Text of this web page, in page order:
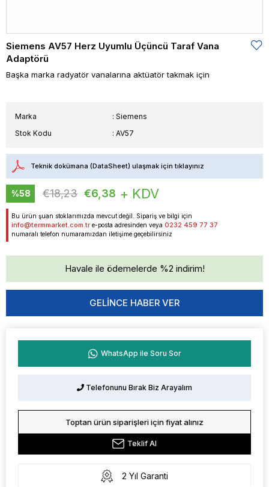
Siemens AV57 Herz Uyumlu Üçüncü Taraf Vana
Adaptörü
Başka marka radyatör vanalarına aktüatör takmak için
Marka : Siemens
Stok Kodu
AV57
Teknik dokümana (DataSheet) ulaşmak için tıklayınız
%58
İndirim
€18,23 €6,38 + KDV
Bu ürün şuan stoklarımızda mevcut değil. Sipariş ve bilgi için
info@termmarket.com.tr e-posta adresinden veya 0232 459 77 37
numaralı telefon numaramızdan iletişime geçebilirsiniz
Havale ile ödemelerde %2 indirim!
GELINCE HABER VER
WhatsApp ile Soru Sor
Telefonunu Bırak Biz Arayalım
Toptan ürün siparişleri için fiyat alınız
Teklif Al
2 Yıl Garanti